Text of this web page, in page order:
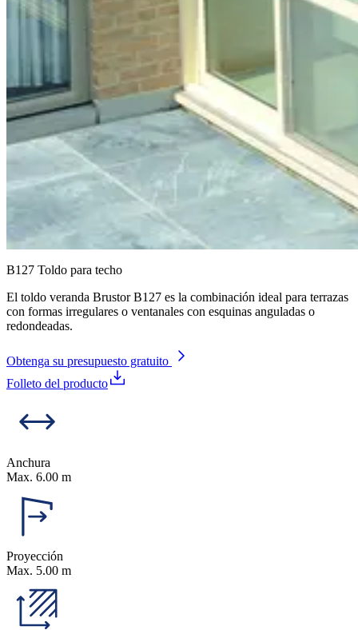
B127 Toldo para techo
El toldo veranda Brustor B127 es la combinación ideal para terrazas
con formas irregulares o ventanales con esquinas anguladas o
redondeadas.
Obtenga su presupuesto gratuito
Folleto del producto
Anchura
Max. 6.00 m
Proyección
Max. 5.00 m